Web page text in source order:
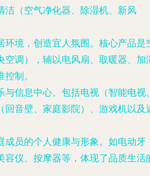
洁（空气净化器、除湿机、新风
环境，创造宜人氛围。核心产品是
空调），辅以电风扇、取暖器、加
制。
与信息中心。包括电视（智能电视
回音壁、家庭影院）、游戏机以及
成员的个人健康与形象。如电动牙
容仪、按摩器等，体现了品质生活